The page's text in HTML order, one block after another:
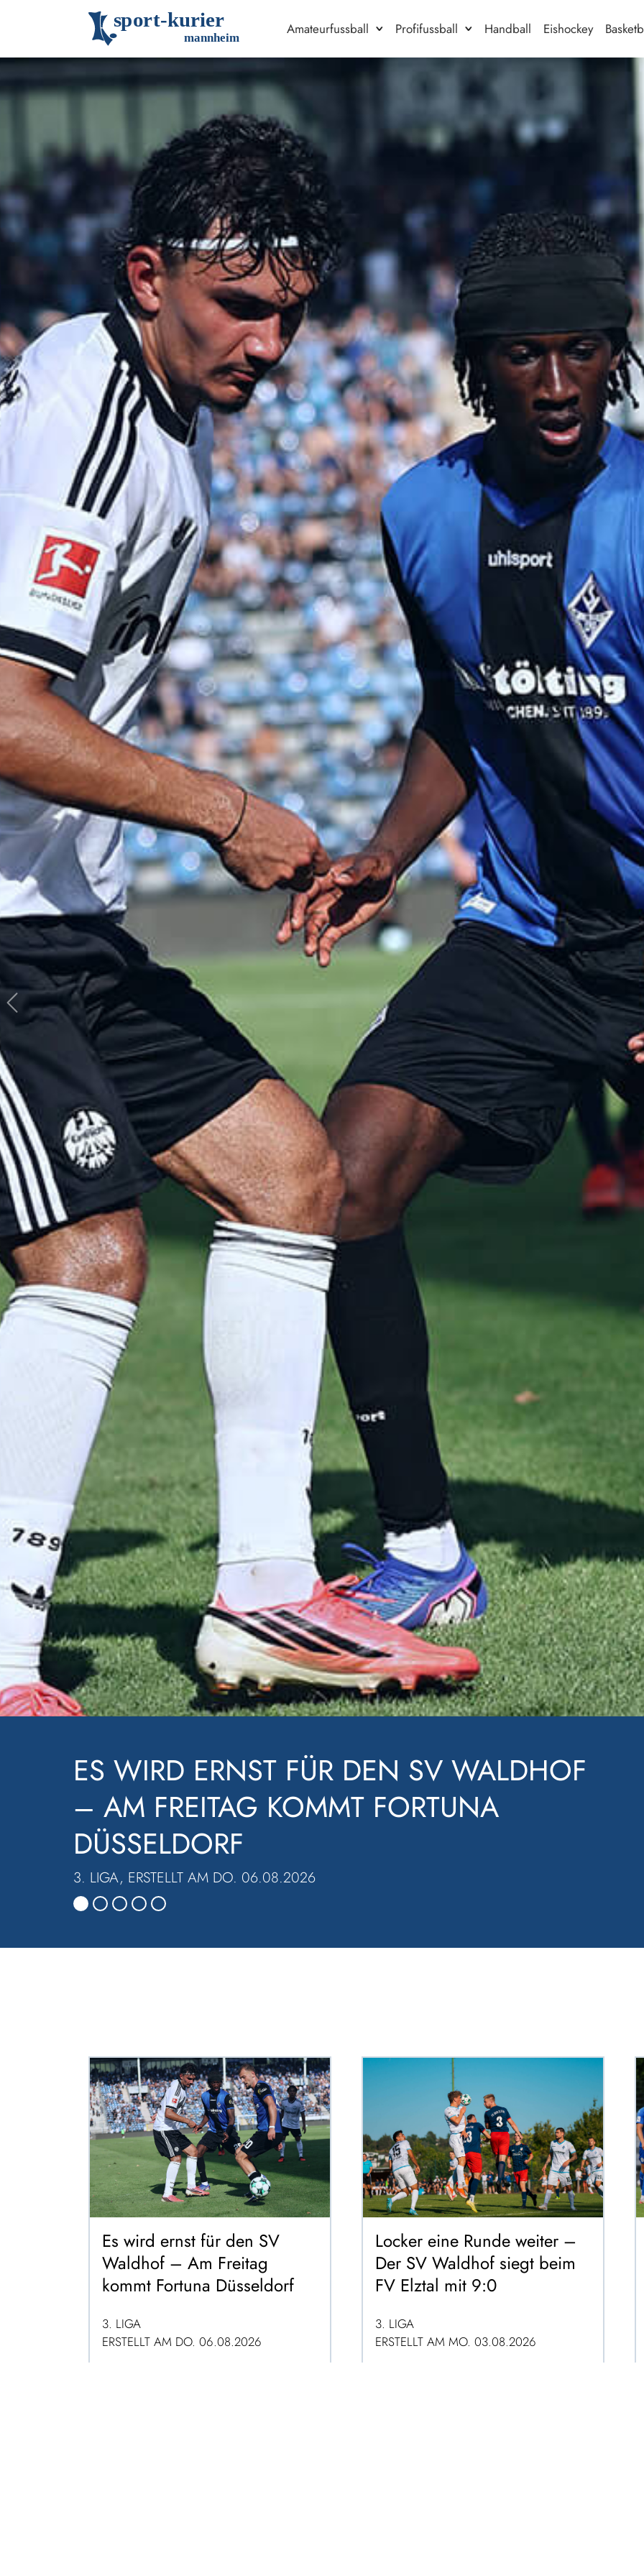
sport-kurier
mannheim
Amateurfussball Profifussball Handball Eishockey
LOCKER EINE RUNDE WEITER – DER SV
WALDHOF SIEGT BEIM FV ELZTAL MIT 9:0
3. LIGA, ERSTELLT AM MO. 03.08.2026
Previous
Es wird ernst für den SV
Waldhof – Am Freitag
kommt Fortuna Düsseldorf
3. LIGA
ERSTELLT AM DO. 06.08.2026
Locker eine Runde weiter –
Der SV Waldhof siegt beim
FV Elztal mit 9:0
3. LIGA
ERSTELLT AM MO. 03.08.2026